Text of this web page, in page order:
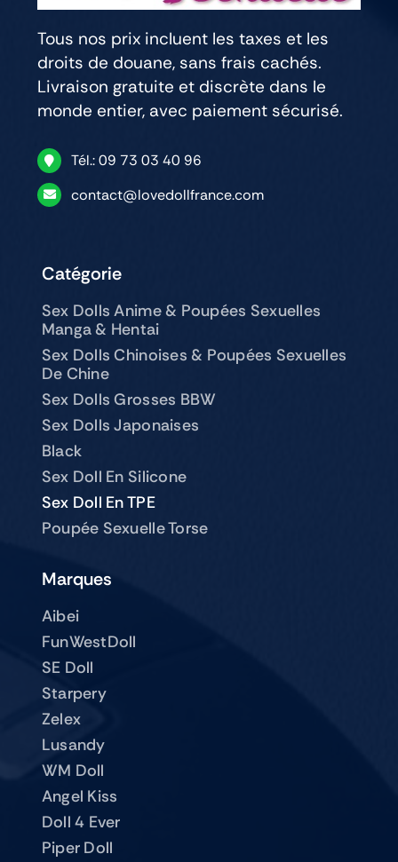
Tous nos prix incluent les taxes et les
droits de douane, sans frais cachés.
Livraison gratuite et discrète dans le
monde entier, avec paiement sécurisé.
Tél.: 09 73 03 40 96
contact@lovedollfrance.com
Catégorie
Sex Dolls Anime & Poupées Sexuelles
Manga & Hentai
Sex Dolls Chinoises & Poupées Sexuelles
De Chine
Sex Dolls Grosses BBW
Sex Dolls Japonaises
Black
Sex Doll En Silicone
Sex Doll En TPE
Poupée Sexuelle Torse
Marques
Aibei
FunWestDoll
SE Doll
Starpery
Zelex
Lusandy
WM Doll
Angel Kiss
Doll 4 Ever
Piper Doll